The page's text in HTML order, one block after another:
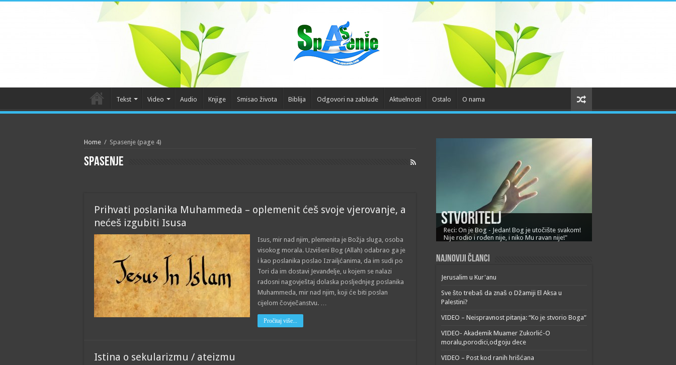
Tekst Video Audio Knjige Smisao života Biblija Odgovori na zablude Aktuelnosti Ostalo O nama
Home / Spasenje (page 4)
Spasenje
Prihvati poslanika Muhammeda – oplemenit ćeš svoje vjerovanje, a
nećeš izgubiti Isusa
Isus, mir nad njim, plemenita je Božja sluga, osoba
visokog morala. Uzvišeni Bog (Allah) odabrao ga je
i kao poslanika poslao Izrailjćanima, da im sudi po
Tori da im dostavi Jevanđelje, u kojem se nalazi
radosni nagovještaj dolaska posljednjeg poslanika
Muhammeda, mir nad njim, koji će biti poslan
cijelom čovječanstvu. …
Pročitaj više...
Istina o sekularizmu / ateizmu
Stvoritelj
Reci: On je Bog - Jedan! Bog je utočište svakom!
Nije rodio i rođen nije, i niko Mu ravan nije!"
Najnoviji članci
Jerusalim u Kur'anu
Sve što trebaš da znaš o Džamiji El Aksa u
Palestini?
VIDEO – Neispravnost pitanja: “Ko je stvorio Boga”
VIDEO- Akademik Muamer Zukorlić-O
moralu,porodici,odgoju dece
VIDEO – Post kod ranih hrišćana